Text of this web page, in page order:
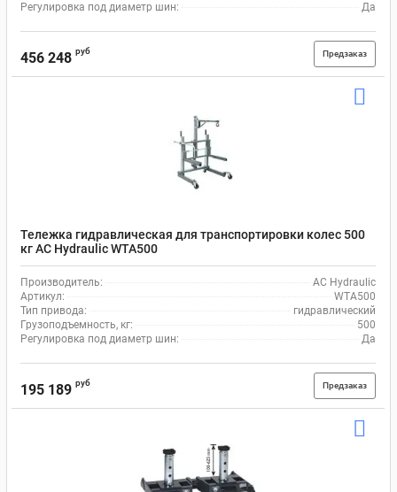
Регулировка под диаметр шин:
Да
456 248 руб Предзаказ
Тележка гидравлическая для транспортировки колес 500
кг AC Hydraulic WTA500
Производитель:
AC Hydraulic
Артикул:
WTA500
Тип привода:
гидравлический
Грузоподъемность, кг:
500
Регулировка под диаметр шин:
Да
195 189 руб Предзаказ